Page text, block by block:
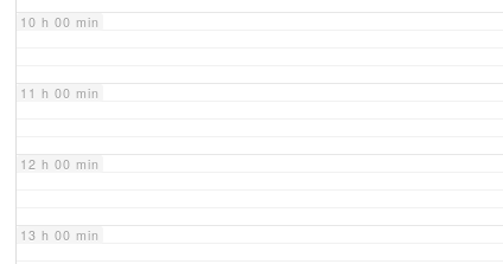
10 h 00 min
11 h 00 min
12 h 00 min
13 h 00 min